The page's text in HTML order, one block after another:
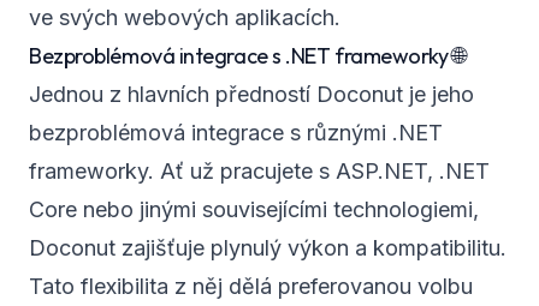
ve svých webových aplikacích.
Bezproblémová integrace s .NET frameworky 🌐
Jednou z hlavních předností Doconut je jeho
bezproblémová integrace s různými .NET
frameworky. Ať už pracujete s ASP.NET, .NET
Core nebo jinými souvisejícími technologiemi,
Doconut zajišťuje plynulý výkon a kompatibilitu.
Tato flexibilita z něj dělá preferovanou volbu